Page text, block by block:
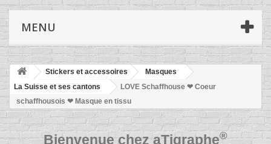
MENU
Stickers et accessoires
Masques
La Suisse et ses cantons
LOVE Schaffhouse ❤ Coeur
schaffhousois ❤ Masque en tissu
Bienvenue chez aTigraphe®